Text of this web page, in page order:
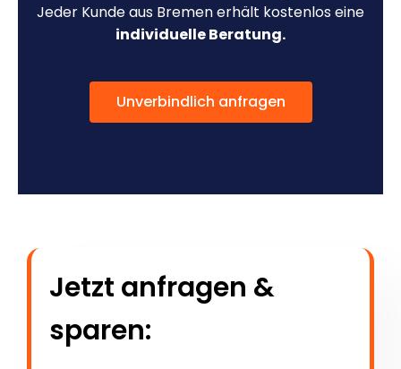
Jeder Kunde aus Bremen erhält kostenlos eine
individuelle Beratung.
Unverbindlich anfragen
Jetzt anfragen &
sparen: